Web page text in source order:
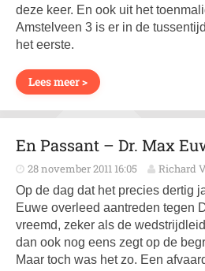
deze keer. En ook uit het
Amstelveen 3 is er in de
het eerste.
Lees meer >
En Passant – Dr. Max
28 november 2011 16:05 Richard
Op de dag dat het precies dertig
Euwe overleed aantreden tegen
vreemd, zeker als de
dan ook nog eens zegt op de
Maar toch was het zo. Een